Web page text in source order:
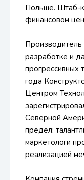
Польше. Штаб-
финансовом
разработке и
прогрессивных
года
Центром
Северной
предел:
маркетологи
реализацией